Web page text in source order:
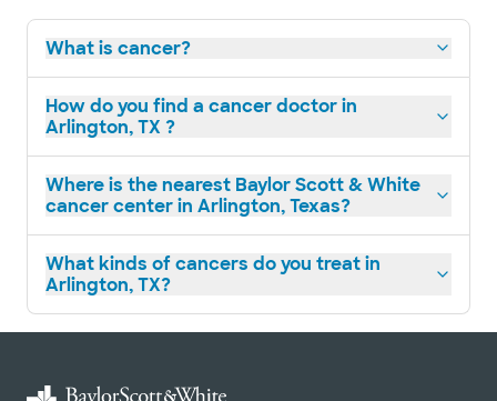
pacientes sin cita
previa
Baylor Scott & White
Neuroscience Center
DIRECCIONES
214.820.9272
No se aceptan pacientes sin cita previa
What is cancer?
How do you find a cancer doctor in
Arlington, TX ?
Where is the nearest Baylor Scott & White
cancer center in Arlington, Texas?
What kinds of cancers do you treat in
Arlington, TX?